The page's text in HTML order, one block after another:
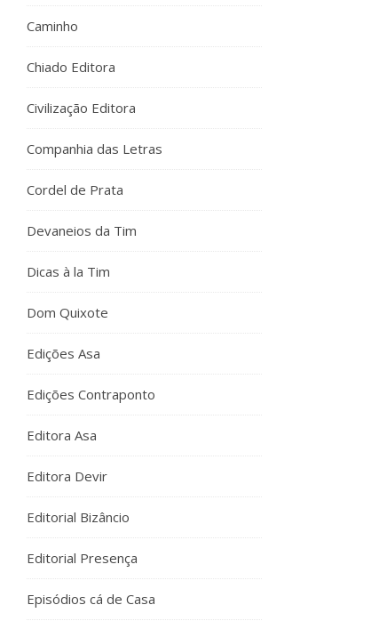
Caminho
Chiado Editora
Civilização Editora
Companhia das Letras
Cordel de Prata
Devaneios da Tim
Dicas à la Tim
Dom Quixote
Edições Asa
Edições Contraponto
Editora Asa
Editora Devir
Editorial Bizâncio
Editorial Presença
Episódios cá de Casa